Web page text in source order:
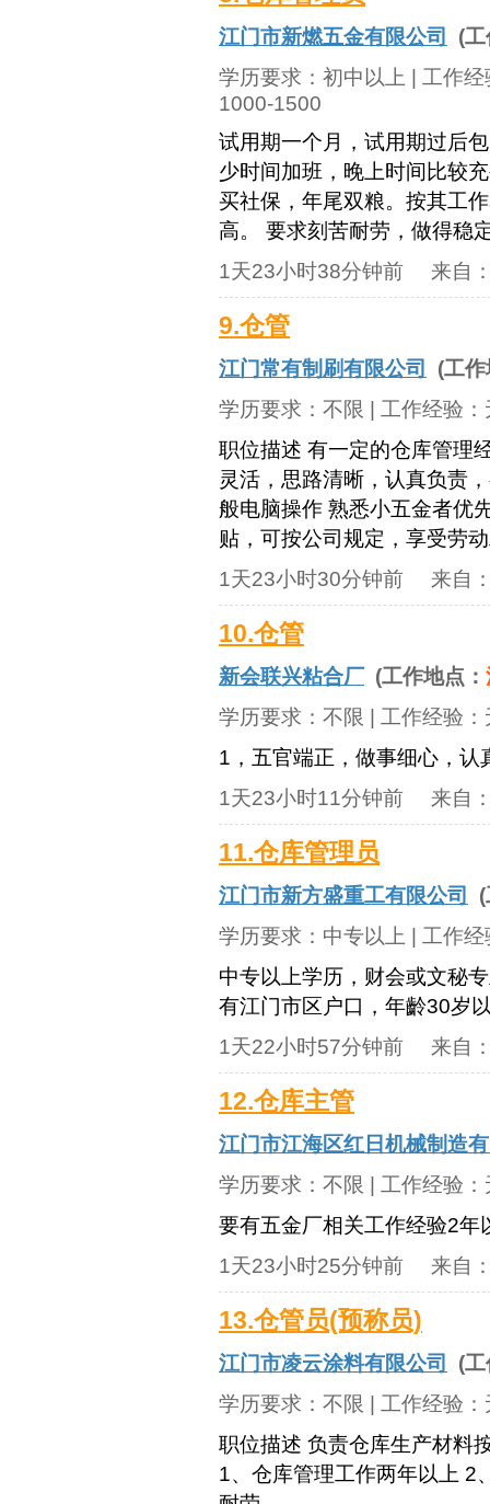
江门市新燃五金有限公司
(
学历要求： 初中以上 | 工作
1000-1500
试用期一个月，试用期过后
少时间加班，晚上时间比较
买社保，年尾双粮。按其工
高。 要求刻苦耐劳，做得稳
1天23小时38分钟前 来自
9.仓管
江门常有制刷有限公司
(工
学历要求： 不限 | 工作经验：
职位描述 有一定的仓库管理
灵活，思路清晰，认真负责
般电脑操作 熟悉小五金者优
贴，可按公司规定，享受劳
1天23小时30分钟前 来自
10.仓管
新会联兴粘合厂 (工作地点：
学历要求： 不限 | 工作经验：
1，五官端正，做事细心，认
1天23小时11分钟前 来自
11.仓库管理员
江门市新方盛重工有限公司
学历要求： 中专以上 | 工作
中专以上学历，财会或文秘
有江门市区户口，年齡30岁
1天22小时57分钟前 来自
12.仓库主管
江门市江海区红日机械制造
学历要求： 不限 | 工作经验：
要有五金厂相关工作经验2年
1天23小时25分钟前 来自
13.仓管员(预称员)
江门市凌云涂料有限公司
(
学历要求： 不限 | 工作经验：
职位描述 负责仓库生产材料
1、仓库管理工作两年以上 2